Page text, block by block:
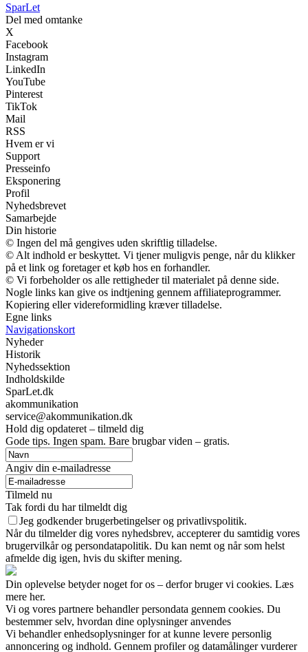
SparLet
Del med omtanke
X
Facebook
Instagram
LinkedIn
YouTube
Pinterest
TikTok
Mail
RSS
Hvem er vi
Support
Presseinfo
Eksponering
Profil
Nyhedsbrevet
Samarbejde
Din historie
© Ingen del må gengives uden skriftlig tilladelse.
© Alt indhold er beskyttet. Vi tjener muligvis penge, når du klikker
på et link og foretager et køb hos en forhandler.
© Vi forbeholder os alle rettigheder til materialet på denne side.
Nogle links kan give os indtjening gennem affiliateprogrammer.
Kopiering eller videreformidling kræver tilladelse.
Egne links
Navigationskort
Nyheder
Historik
Nyhedssektion
Indholdskilde
SparLet.dk
akommunikation
service@akommunikation.dk
Hold dig opdateret – tilmeld dig
Gode tips. Ingen spam. Bare brugbar viden – gratis.
Angiv din e-mailadresse
Tilmeld nu
Tak fordi du har tilmeldt dig
Jeg godkender brugerbetingelser og privatlivspolitik.
Når du tilmelder dig vores nyhedsbrev, accepterer du samtidig vores
brugervilkår og persondatapolitik. Du kan nemt og når som helst
afmelde dig igen, hvis du skifter mening.
Din oplevelse betyder noget for os – derfor bruger vi cookies. Læs
mere her.
Vi og vores partnere behandler persondata gennem cookies. Du
bestemmer selv, hvordan dine oplysninger anvendes
Vi behandler enhedsoplysninger for at kunne levere personlig
annoncering og indhold. Gennem profiler og datamålinger vurderer